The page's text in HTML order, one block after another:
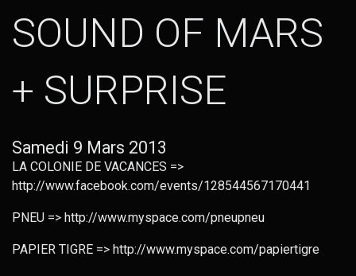
SOUND OF MARS
+ SURPRISE
Samedi 9 Mars 2013
LA COLONIE DE VACANCES =>
http://www.facebook.com/events/128544567170441
PNEU => http://www.myspace.com/pneupneu
PAPIER TIGRE => http://www.myspace.com/papiertigre